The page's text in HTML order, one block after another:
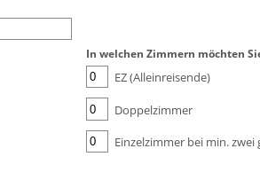
In welchen Zimmern möchten
EZ (Alleinreisende)
Doppelzimmer
Einzelzimmer bei min. zwei